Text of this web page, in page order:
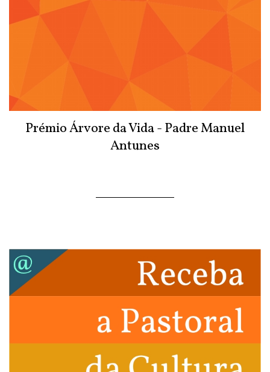
Prémio Árvore da Vida - Padre Manuel
Antunes